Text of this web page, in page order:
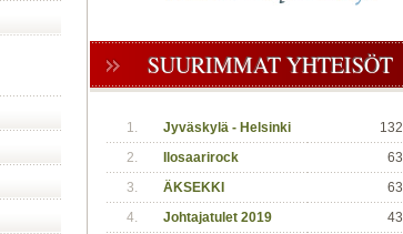
SUURIMMAT YHTEISÖT
1. Jyväskylä - Helsinki
132
2.
Ilosaarirock
63
3.
ÄKSEKKI
63
4.
Johtajatulet 2019
43